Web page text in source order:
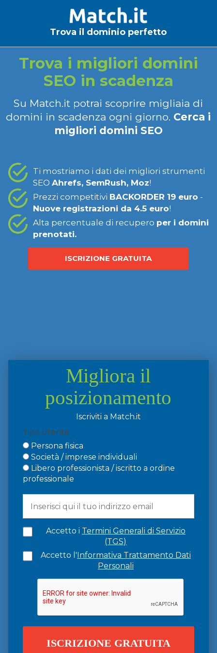
Trova il dominio perfetto
Trova i migliori domini
SEO in scadenza
Su Match.it potrai scoprire migliaia di
domini in scadenza ogni giorno. Cerca i
migliori domini SEO
Ti mostriamo i dati dei migliori strumenti
SEO Ahrefs, SemRush, Moz!
Prezzi competitivi BACKORDER 19 euro -
Nuove registrazioni da 4.5 euro!
Alta percentuale di recupero per i domini
prenotati.
ISCRIZIONE GRATUITA
Migliora il
posizionamento
Iscriviti a Match.it
Tipo utente
Persona fisica
Società / imprese individuali
Libero professionista / iscritto a ordine
professionale
Accetto i Termini Generali di Servizio
(TGS)
Accetto l'Informativa Trattamento Dati
Personali